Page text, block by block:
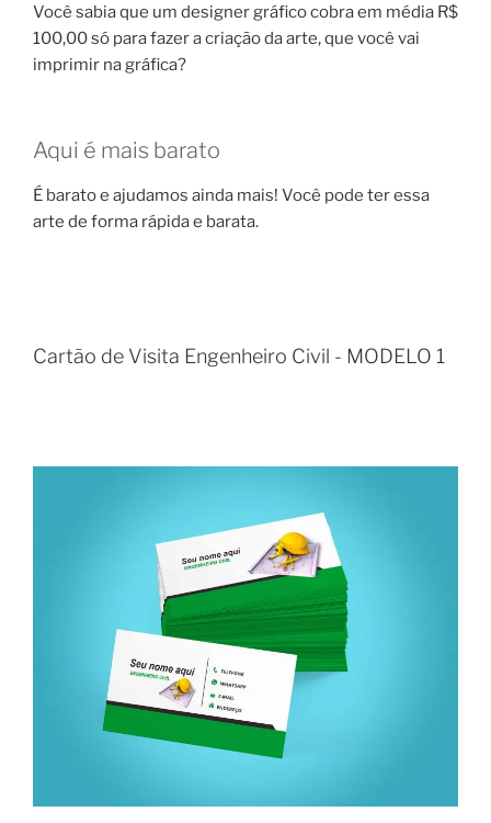
Você sabia que um designer gráfico cobra em média R$
100,00 só para fazer a criação da arte, que você vai
imprimir na gráfica?
Aqui é mais barato
É barato e ajudamos ainda mais! Você pode ter essa
arte de forma rápida e barata.
Cartão de Visita Engenheiro Civil - MODELO 1